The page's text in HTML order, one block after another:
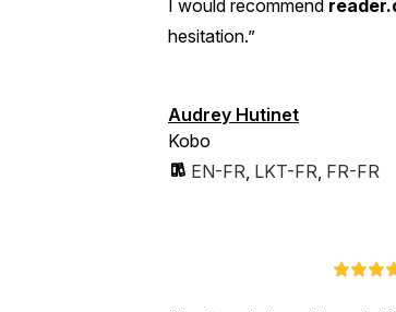
I would recommend
hesitation.”
Audrey Hutinet
Kobo
EN-FR, LKT-FR, FR-FR